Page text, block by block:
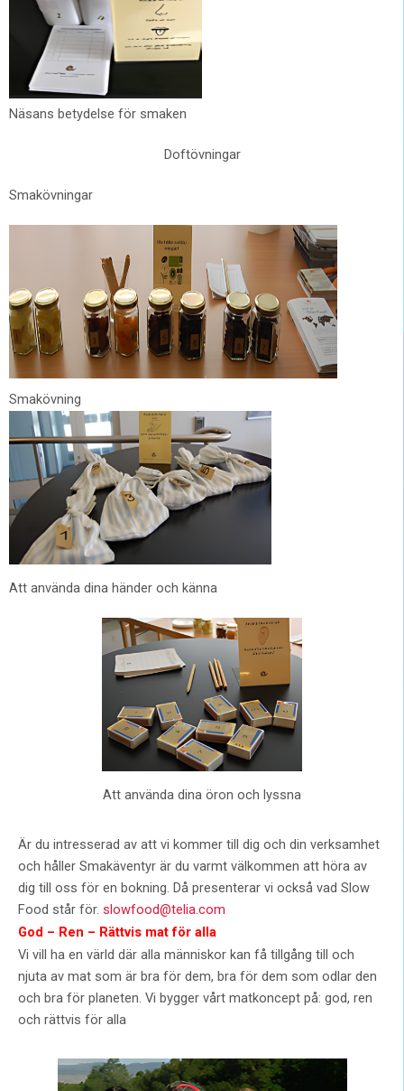
Näsans betydelse för smaken
Doftövningar
Smakövningar
Smakövning
Att använda dina händer och känna
Att använda dina öron och lyssna
Är du intresserad av att vi kommer till dig och din verksamhet
och håller Smakäventyr är du varmt välkommen att höra av
dig till oss för en bokning. Då presenterar vi också vad Slow
Food står för. slowfood@telia.com
God – Ren – Rättvis mat för alla
Vi vill ha en värld där alla människor kan få tillgång till och
njuta av mat som är bra för dem, bra för dem som odlar den
och bra för planeten. Vi bygger vårt matkoncept på: god, ren
och rättvis för alla